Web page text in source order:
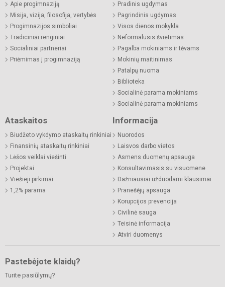
Apie progimnaziją
Misija, vizija, filosofija, vertybės
Progimnazijos simboliai
Tradiciniai renginiai
Socialiniai partneriai
Priėmimas į progimnaziją
Pradinis ugdymas
Pagrindinis ugdymas
Visos dienos mokykla
Neformalusis švietimas
Pagalba mokiniams ir tėvams
Mokinių maitinimas
Patalpų nuoma
Biblioteka
Socialinė parama mokiniams
Socialinė parama mokiniams
Ataskaitos
Biudžeto vykdymo ataskaitų rinkiniai
Finansinių ataskaitų rinkiniai
Lėšos veiklai viešinti
Projektai
Viešieji pirkimai
1,2% parama
Informacija
Nuorodos
Laisvos darbo vietos
Asmens duomenų apsauga
Konsultavimasis su visuomene
Dažniausiai užduodami klausimai
Pranešėjų apsauga
Korupcijos prevencija
Civilinė sauga
Teisinė informacija
Atviri duomenys
Pastebėjote klaidų?
Turite pasiūlymų?